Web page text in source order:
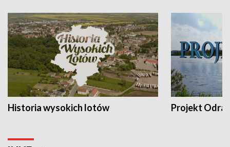
Historia wysokich lotów Projekt Odra